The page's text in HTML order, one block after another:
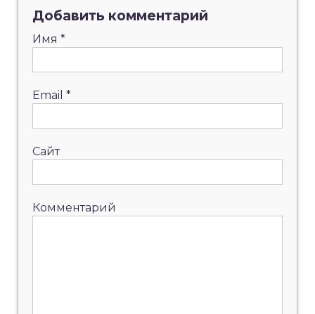
Добавить комментарий
Имя *
Email *
Сайт
Комментарий